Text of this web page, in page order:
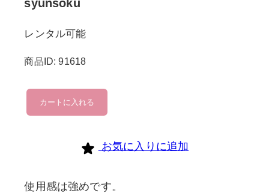
syunsoku
レンタル可能
商品ID: 91618
syunsoku
個
カートに入れる
お気に入りに追加
使用感は強めです。